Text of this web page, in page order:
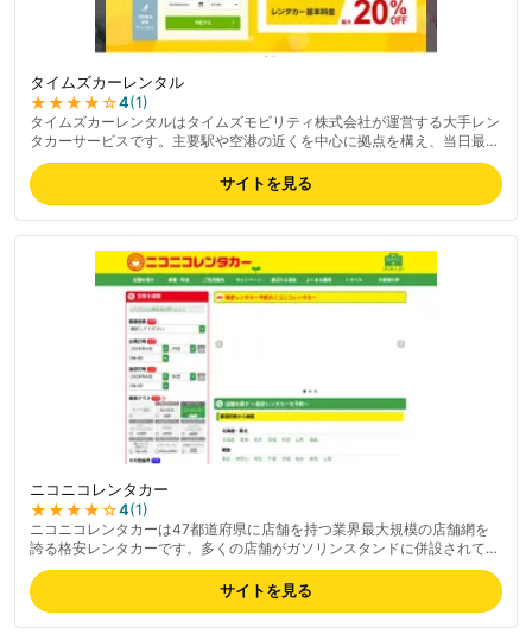
タイムズカーレンタル
★★★★☆4(1)
タイムズカーレンタルはタイムズモビリティ株式会社が運営する大手レン
タカーサービスです。主要駅や空港の近くを中心に拠点を構え、当日最短
30分前まで予約できます。タイムズクラブ会員(無料登録)で基本料金が最
大20%OFFになる割引制度や、ピッとGoによるICカード認証でのスムー
ズな出発・返却、3段階から選べる補償プラン、タイムズパーキングのポ
イント充当などが特徴です。最新の料金プランは公式サイトでご確認くだ
さい。対応エリアは全国の主要駅・空港近郊が中心ですが、タイムズモビ
リティは2019年以降、レンタカー店舗を段階的にカーシェアリング拠点
へ転換しています。Wikipedia情報では滋賀県を含む9県でレンタカー店舗
が撤退済みとされており、利用予定エリアに店舗があるかどうかは事前に
公式サイトでのご確認をおすすめします。
サイトを見る
ニコニコレンタカー
★★★★☆4(1)
ニコニコレンタカーは47都道府県に店舗を持つ業界最大規模の店舗網を
誇る格安レンタカーです。多くの店舗がガソリンスタンドに併設されてお
り、約5分で出発できる手軽さが魅力です。料金プランは12時間2,525
円〜の業界最安級水準で、公式アプリ経由でさらに割引が受けられる場合
があります。最新の料金は公式サイトでご確認ください。対応エリアは全
国47都道府県をカバーしますが、フランチャイズ運営のため店舗ごとに
サイトを見る